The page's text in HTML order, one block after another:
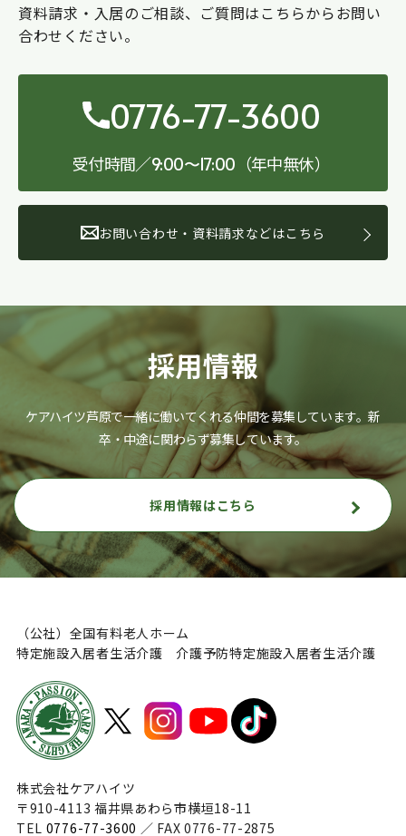
資料請求・入居のご相談、ご質問はこちらからお問い
合わせください。
0776-77-3600
受付時間／9:00〜17:00 （年中無休）
お問い合わせ・資料請求などはこちら
採用情報
ケアハイツ芦原で一緒に働いてくれる仲間を募集しています。新
卒・中途に関わらず募集しています。
採用情報はこちら
（公社）全国有料老人ホーム
特定施設入居者生活介護 介護予防特定施設入居者生活介護
株式会社ケアハイツ
〒910-4113 福井県あわら市横垣18-11
TEL 0776-77-3600 ／ FAX 0776-77-2875